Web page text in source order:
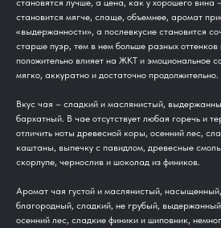
становятся лучше, а цена, как у хорошего
становится мягче, слаще, объемнее, аромат
«выдержанности», а послевкусие становится
старше пуэр, тем в нем больше разных
положительно влияет на ЖКТ и эмоциональное
мягко, аккуратно и достаточно продолжительно.
Вкус чая – сладкий и маслянистый,
бархатный. В чае отсутствует любая горечь и
отличить ноты древесной коры, осенний лес,
каштаны, выпечку с павидлом, древесные
скорлупе, чернослив и шоколад из фиников.
Аромат чая густой и маслянистый,
благородный, сладкий, не грубый,
осенний лес, сладкие финики и шиповник,